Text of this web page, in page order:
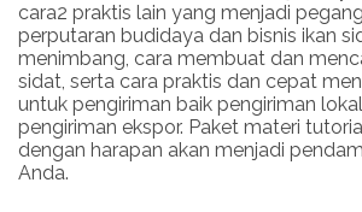
cara2 praktis lain yang menjadi
perputaran budidaya dan bisnis ikan
menimbang, cara membuat dan
sidat, serta cara praktis dan cepat
untuk pengiriman baik pengiriman
pengiriman ekspor. Paket materi
dengan harapan akan menjadi
Anda.